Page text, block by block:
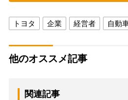
トヨタ 企業 経営者 自動
他のオススメ記事
関連記事